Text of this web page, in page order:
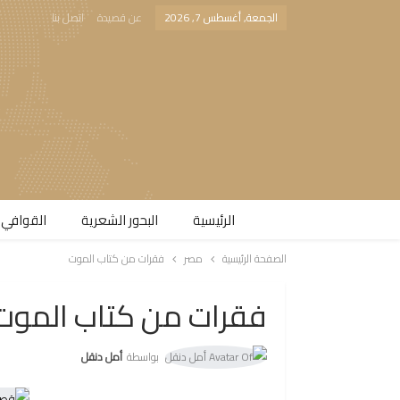
الجمعة, أغسطس 7, 2026 عن قصيدة اتصل بنا
الرئيسية البحور الشعرية​
الصفحة الرئيسية مصر فقرات من كتاب الموت
فقرات من كتاب
بواسطة أمل دنقل